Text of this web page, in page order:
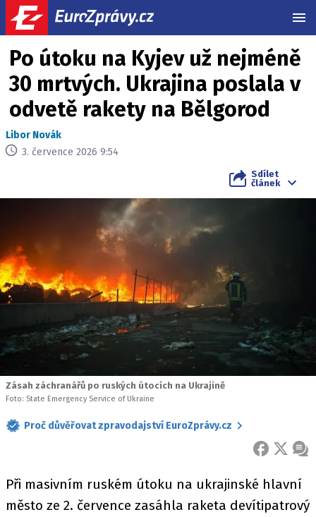
Po útoku na Kyjev už nejméně
30 mrtvých. Ukrajina poslala v
odvetě rakety na Bělgorod
Libor Novák
3. července 2026 9:54
Sdílet
článek
Zásah záchranářů po ruských útocích na Ukrajině
Foto: State Emergency Service of Ukraine
Proč důvěřovat zpravodajství EuroZprávy.cz
FACEBOOK
X
Při masivním ruském útoku na ukrajinské hlavní
město ze 2. července zasáhla raketa devítipatrový